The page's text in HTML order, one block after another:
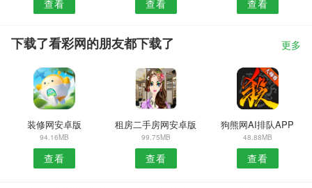
查看 查看 查看
下载了看彩网的朋友都下载了 更多
装修网安卓版
94.16MB
查看
租房二手房网安卓版
99.75MB
查看
狗熊网AI排队APP
48.88MB
查看